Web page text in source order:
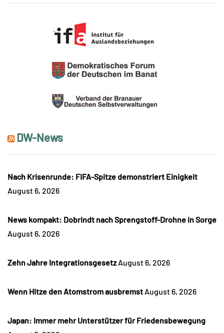
DW-News
Nach Krisenrunde: FIFA-Spitze demonstriert Einigkeit
August 6, 2026
News kompakt: Dobrindt nach Sprengstoff-Drohne in Sorge
August 6, 2026
Zehn Jahre Integrationsgesetz August 6, 2026
Wenn Hitze den Atomstrom ausbremst August 6, 2026
Japan: Immer mehr Unterstützer für Friedensbewegung